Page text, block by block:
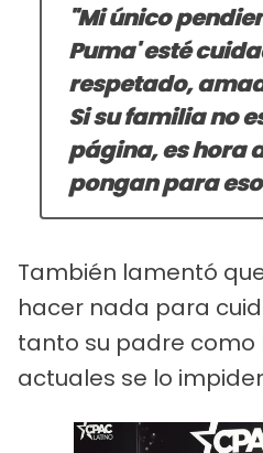
"Mi único
Puma' esté
respetado,
Si su familia no
página, es hora
pongan para
También lamentó
hacer nada para
tanto su padre como
actuales se lo